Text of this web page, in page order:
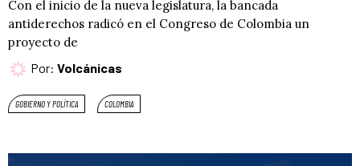
Con el inicio de la nueva legislatura, la bancada
antiderechos radicó en el Congreso de Colombia un
proyecto de
Por: Volcánicas
GOBIERNO Y POLÍTICA COLOMBIA